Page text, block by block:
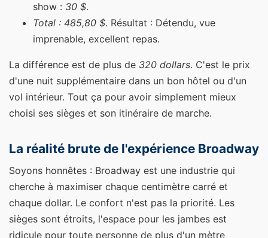
show : 30 $.
Total : 485,80 $. Résultat : Détendu, vue
imprenable, excellent repas.
La différence est de plus de 320 dollars. C'est le prix
d'une nuit supplémentaire dans un bon hôtel ou d'un
vol intérieur. Tout ça pour avoir simplement mieux
choisi ses sièges et son itinéraire de marche.
La réalité brute de l'expérience Broadway
Soyons honnêtes : Broadway est une industrie qui
cherche à maximiser chaque centimètre carré et
chaque dollar. Le confort n'est pas la priorité. Les
sièges sont étroits, l'espace pour les jambes est
ridicule pour toute personne de plus d'un mètre